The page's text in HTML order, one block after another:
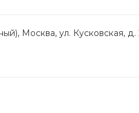
Москва, ул. Кусковская, д.